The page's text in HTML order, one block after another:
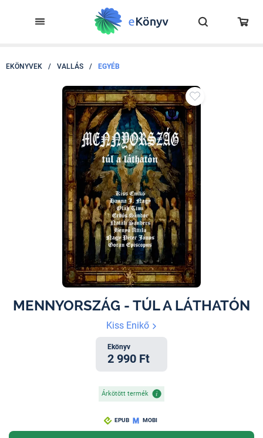
EKÖNYVEK / VALLÁS / EGYÉB
MENNYORSZÁG - TÚL A LÁTHATÓN
Kiss Enikő
Ekönyv
2 990 Ft
Árkötött termék
EPUB MOBI